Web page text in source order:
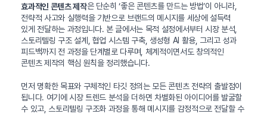
효과적인 콘텐츠 제작은 단순히 ‘좋은 콘텐츠를 만드는 방법’이 아니라,
전략적 사고와 실행력을 기반으로 브랜드의 메시지를 세상에 설득력
있게 전달하는 과정입니다. 본 글에서는 목적 설정에서부터 시장 분석,
스토리텔링 구조 설계, 협업 시스템 구축, 생성형 AI 활용, 그리고 성과
피드백까지 전 과정을 단계별로 다루며, 체계적이면서도 창의적인
콘텐츠 제작의 핵심 원칙을 정리했습니다.
먼저 명확한 목표와 구체적인 타깃 정의는 모든 콘텐츠 전략의 출발점이
됩니다. 여기에 시장 트렌드 분석을 더하면 차별화된 아이디어를 발굴할
수 있고, 스토리텔링 구조화 과정을 통해 메시지를 감정적으로 전달할 수